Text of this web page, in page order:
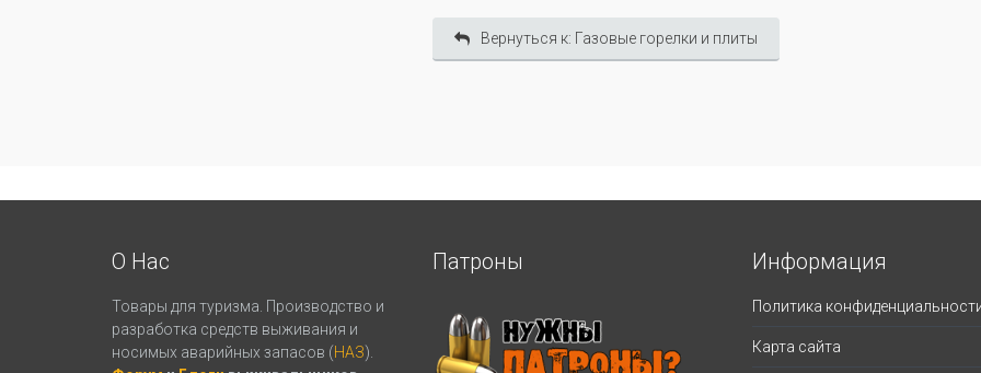
Вернуться к: Газовые горелки и плиты
О Нас
Товары для туризма. Производство и
разработка средств выживания и
носимых аварийных запасов (НАЗ).
Патроны Информация
Политика
Карта сайта